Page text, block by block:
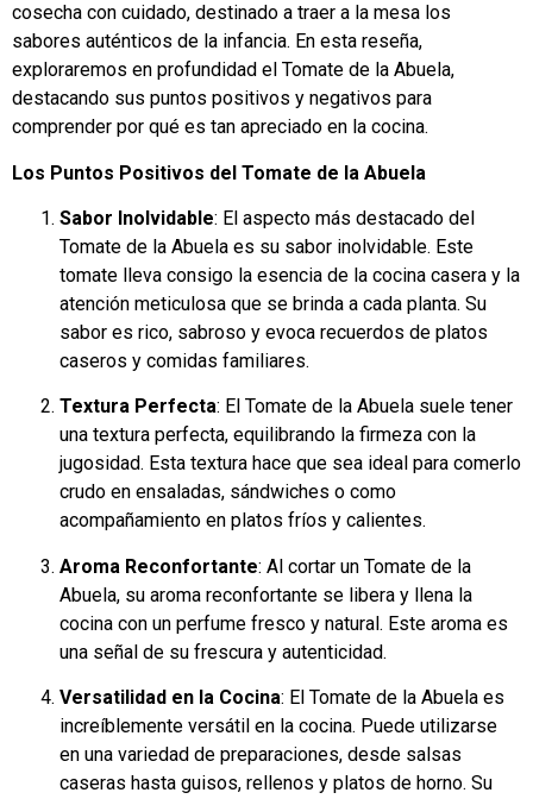
cosecha con cuidado, destinado a traer a la mesa los
sabores auténticos de la infancia. En esta reseña,
exploraremos en profundidad el Tomate de la Abuela,
destacando sus puntos positivos y negativos para
comprender por qué es tan apreciado en la cocina.
Los Puntos Positivos del Tomate de la Abuela
Sabor Inolvidable: El aspecto más destacado del
Tomate de la Abuela es su sabor inolvidable. Este
tomate lleva consigo la esencia de la cocina casera y la
atención meticulosa que se brinda a cada planta. Su
sabor es rico, sabroso y evoca recuerdos de platos
caseros y comidas familiares.
Textura Perfecta: El Tomate de la Abuela suele tener
una textura perfecta, equilibrando la firmeza con la
jugosidad. Esta textura hace que sea ideal para comerlo
crudo en ensaladas, sándwiches o como
acompañamiento en platos fríos y calientes.
Aroma Reconfortante: Al cortar un Tomate de la
Abuela, su aroma reconfortante se libera y llena la
cocina con un perfume fresco y natural. Este aroma es
una señal de su frescura y autenticidad.
Versatilidad en la Cocina: El Tomate de la Abuela es
increíblemente versátil en la cocina. Puede utilizarse
en una variedad de preparaciones, desde salsas
caseras hasta guisos, rellenos y platos de horno. Su